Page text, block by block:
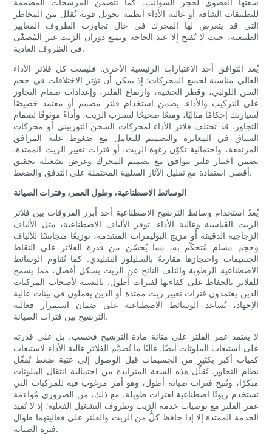
سعتها القصوى لحجز الشوائب. كما تتضمن المرشحات المصممة
للتطبيقات الشاقة أو عالية الأداء أنظمة تحويل قوية تُقلل من المخاطر
التي قد يتعرض لها المحرك في حال تجاوزت الظروف المعايير
الطبيعية، حيث لا تُفتح إلا عند الحاجة وتمنع دوران الزيت غير المُصفّى
في الظروف العادية.
يُعد التوافق أحد الاعتبارات الرئيسية الأخرى. فليست كل فلاتر الأداء
العالي مناسبة لجميع المحركات؛ إذ يمكن أن تؤثر الاختلافات في حجم
السن اللولبي، وقطر الحشية، وارتفاع الفلتر، وإعدادات صمام التجاوز
على التركيب والأداء. يضمن استخدام فلتر مصمم أو معتمد خصيصًا
لسيارتك إحكامًا مثاليًا، ومنعًا صحيحًا لتسرب الزيت، وأداءً موثوقًا لصمام
التجاوز. قد تختلف فلاتر الأداء لمحركات الشحن التوربيني أو محركات
السباق في المعايرة والتصميم للتعامل مع ضغوط علبة المرافق
المرتفعة، واحتمالية تكوّن رغوة الزيت، أو فترات تغيير الزيت الممتدة.
يضمن اختيار فلتر يتوافق مع تصميم المحرك وغرض تشغيله تحقيق
أقصى استفادة مع تقليل الآثار السلبية المحتملة على التدفق والضغط.
الوسائط الاصطناعية، وطول العمر، وفترات الصيانة
يُعدّ استخدام وسائط الترشيح الاصطناعية أحد أبرز الفروقات بين فلاتر
الزيت القياسية وعالية الأداء. توفر الألياف الاصطناعية، مثل الألياف
الزجاجية الدقيقة أو مزيج البوليمرات المتقدمة، توزيعًا متجانسًا للألياف
وحجم مسام مُتحكّم به، مما يُحسّن من قدرة الفلاتر على التقاط
الجسيمات واحتجازها مقارنةً بالسليلوز التقليدي. كما تُقاوم الوسائط
الاصطناعية الرطوبة والتلف الناتج عن الزيت بشكل أفضل، مما يسمح
للفلاتر بالحفاظ على كفاءتها لفترات أطول. بالنسبة لأصحاب المركبات
الذين يعتمدون فترات تغيير زيت ممتدة أو الذين يعملون في بيئات عالية
الإجهاد، تُساعد الوسائط الاصطناعية على ضمان استمرار فعالية
الترشيح بين فترات الصيانة.
لا يعتمد عمر الفلتر على متانة مادة الترشيح فحسب، بل على قدرته
على استيعاب الملوثات أيضًا. غالبًا ما تُصمَّم الفلاتر عالية الأداء لاستيعاب
كميات أكبر بكثير من الجسيمات قبل الوصول إلى عتبة ضغط تُفعِّل
نظام التجاوز. تُقلِّل هذه السعة المتزايدة من احتمالية انتقال الملوثات
مبكرًا، وتُتيح فترات صيانة أطول، وهو أمر مرغوب فيه للمركبات التي
تستخدم زيوتًا اصطناعية لفترات طويلة. مع ذلك، من الضروري مُواءمة
عمر الفلتر مع توصيات خدمة الزيت وظروف التشغيل الفعلية؛ إذ لا تُفيد
الخدمة الممتدة إلا إذا حافظ كلٌّ من الزيت والفلتر على فعاليتهما طوال
فترة الصيانة.